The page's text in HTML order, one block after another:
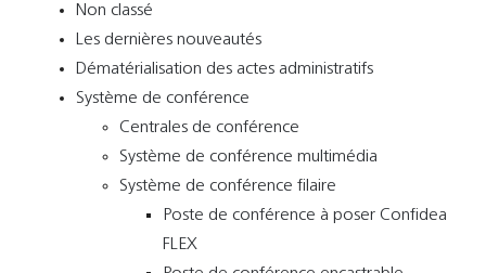
Non classé
Les dernières nouveautés
Dématérialisation des actes administratifs
Système de conférence
Centrales de conférence
Système de conférence multimédia
Système de conférence filaire
Poste de conférence à poser Confidea
FLEX